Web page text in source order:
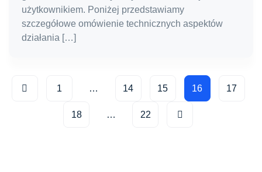
użytkownikiem. Poniżej przedstawiamy
szczegółowe omówienie technicznych aspektów
działania […]
1 … 14 15 16 17
18 … 22